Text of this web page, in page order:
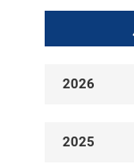
2026
2025